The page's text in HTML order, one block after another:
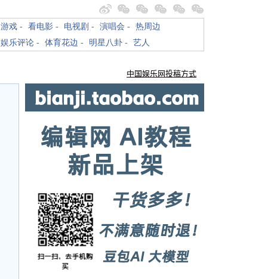
游戏 - 看电影 - 电视剧 - 演唱会 - 热周边
娱乐评论 - 体育花边 - 明星八卦 - 艺人